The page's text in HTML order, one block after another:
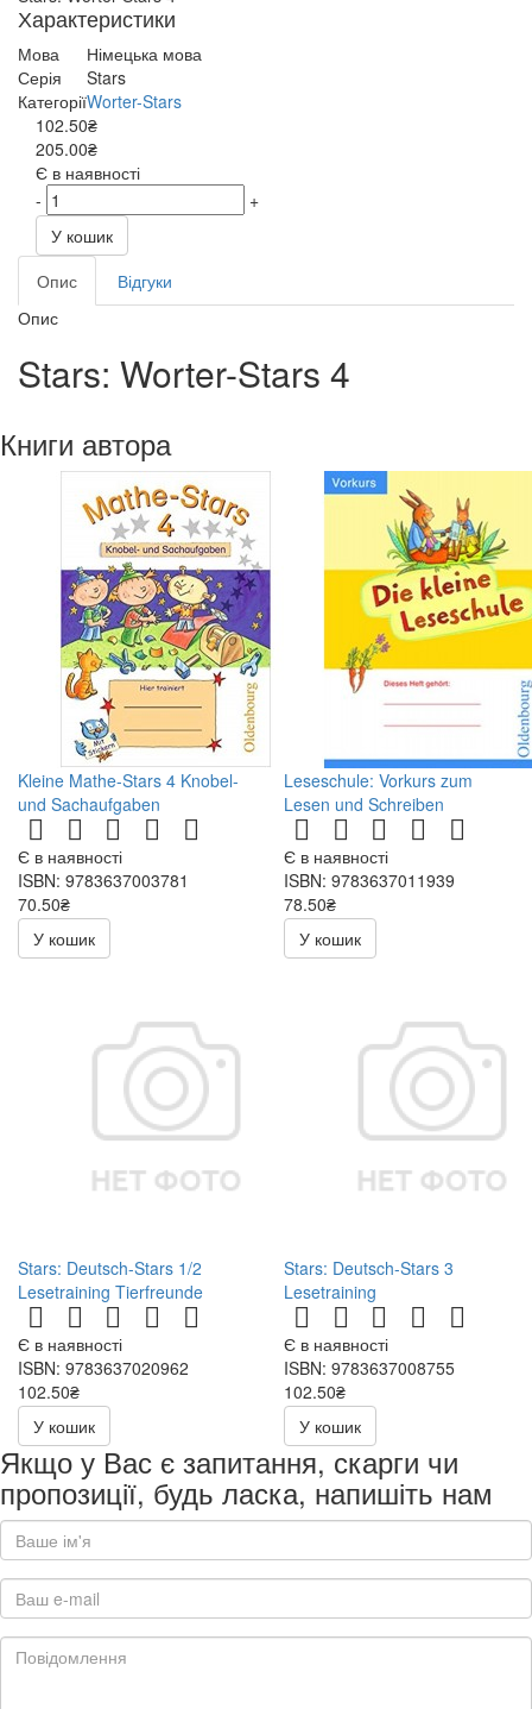
Характеристики
Мова
Німецька мова
Серія
Stars
КатегоріїWorter-Stars
102.50₴
205.00₴
Є в наявності
-
+
У кошик
Опис
Відгуки
Опис
Stars: Worter-Stars 4
Книги автора
Kleine Mathe-Stars 4 Knobel-
und Sachaufgaben
Є в наявності
ISBN: 9783637003781
70.50₴
141.00₴
У кошик
Leseschule: Vorkurs zum
Lesen und Schreiben
Є в наявності
ISBN: 9783637011939
78.50₴
157.00₴
У кошик
Stars: Deutsch-Stars 1/2
Lesetraining Tierfreunde
Є в наявності
ISBN: 9783637020962
102.50₴
205.00₴
У кошик
Stars: Deutsch-Stars 3
Lesetraining
Є в наявності
ISBN: 9783637008755
102.50₴
205.00₴
У кошик
Якщо у Вас є запитання, скарги чи
пропозиції, будь ласка, напишіть нам